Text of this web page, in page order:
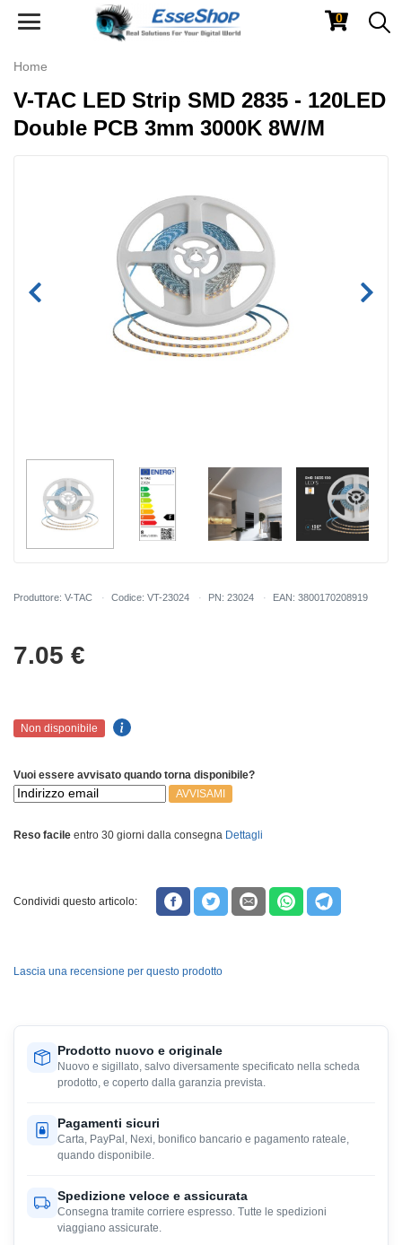
Toggle
0
Home
V-TAC LED Strip SMD 2835 - 120LED
Double PCB 3mm 3000K 8W/M
Produttore: V-TAC Codice: VT-23024 PN: 23024 EAN: 3800170208919
7.05 €
Non disponibile
Vuoi essere avvisato quando torna disponibile?
AVVISAMI
Reso facile entro 30 giorni dalla consegna Dettagli
Condividi questo articolo:
Lascia una recensione per questo prodotto
Prodotto nuovo e originale
Nuovo e sigillato, salvo diversamente specificato nella scheda
prodotto, e coperto dalla garanzia prevista.
Pagamenti sicuri
Carta, PayPal, Nexi, bonifico bancario e pagamento rateale,
quando disponibile.
Spedizione veloce e assicurata
Consegna tramite corriere espresso. Tutte le spedizioni
viaggiano assicurate.